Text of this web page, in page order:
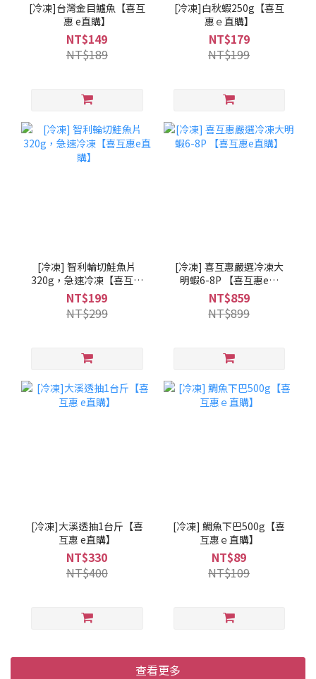
[冷凍]台灣金目鱸魚【喜互
惠 e直購】
NT$149
NT$189
[冷凍]白秋蝦250g【喜互
惠ｅ直購】
NT$179
NT$199
[冷凍] 智利輪切鮭魚片
320g，急速冷凍【喜互惠
e直購】
NT$199
NT$299
[冷凍] 喜互惠嚴選冷凍大
明蝦6-8P 【喜互惠e直
購】
NT$859
NT$899
[冷凍]大溪透抽1台斤【喜
互惠 e直購】
NT$330
NT$400
[冷凍] 鯛魚下巴500g【喜
互惠ｅ直購】
NT$89
NT$109
查看更多